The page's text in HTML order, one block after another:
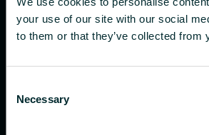
your use of our site with our social
to them or that they’ve collected
Selection
Necessary